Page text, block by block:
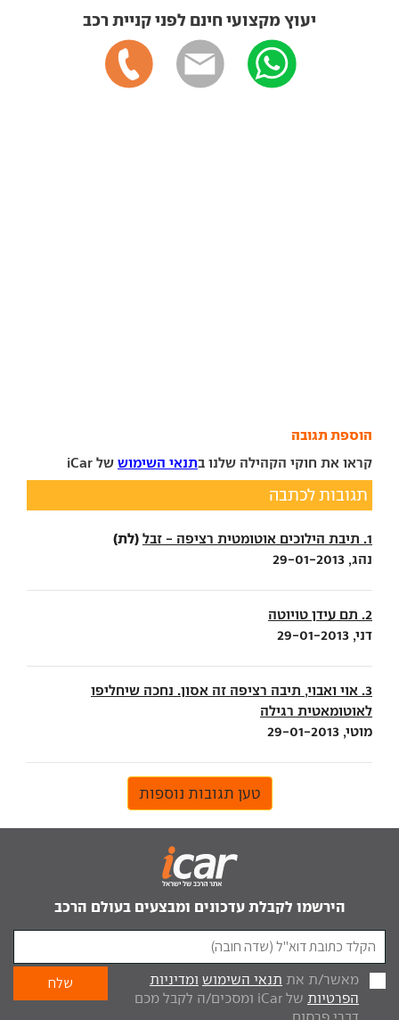
יעוץ מקצועי חינם לפני קניית רכב
הוספת תגובה
קראו את חוקי הקהילה שלנו בתנאי השימוש של iCar
תגובות לכתבה
1. תיבת הילוכים אוטומטית רציפה - זבל (לת)
נהג, 29-01-2013
2. תם עידן טויוטה
דני, 29-01-2013
3. אוי ואבוי, תיבה רציפה זה אסון. נחכה שיחליפו
לאוטומאטית רגילה
מוטי, 29-01-2013
טען תגובות נוספות
הירשמו לקבלת עדכונים ומבצעים בעולם הרכב
מאשר/ת את תנאי השימוש ומדיניות
הפרטיות
של iCar ומסכים/ה לקבל מכם